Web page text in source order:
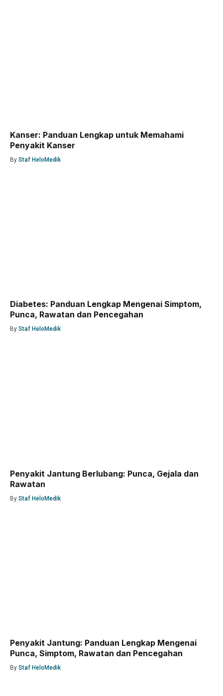
Kanser: Panduan Lengkap untuk Memahami
Penyakit Kanser
By Staf HeloMedik
Diabetes: Panduan Lengkap Mengenai Simptom,
Punca, Rawatan dan Pencegahan
By Staf HeloMedik
Penyakit Jantung Berlubang: Punca, Gejala dan
Rawatan
By Staf HeloMedik
Penyakit Jantung: Panduan Lengkap Mengenai
Punca, Simptom, Rawatan dan Pencegahan
By Staf HeloMedik